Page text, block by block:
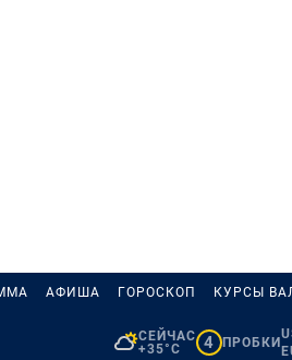
АФИША ГОРОСКОП КУРСЫ
СЕЙЧАС
+35°C
4 ПРОБКИ